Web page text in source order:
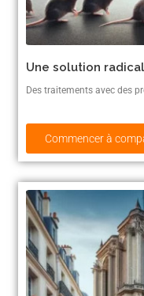
Une solution
Des traitements avec des
Commencer à